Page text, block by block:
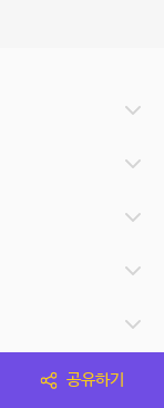
공유하기